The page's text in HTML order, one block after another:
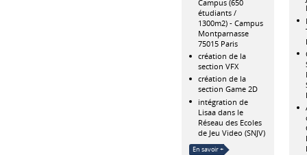
Campus (650
étudiants /
1300m2) - Campus
Montparnasse
75015 Paris
création de la
section VFX
création de la
section Game 2D
intégration de
Lisaa dans le
Réseau des Ecoles
de Jeu Video (SNJV)
En savoir +